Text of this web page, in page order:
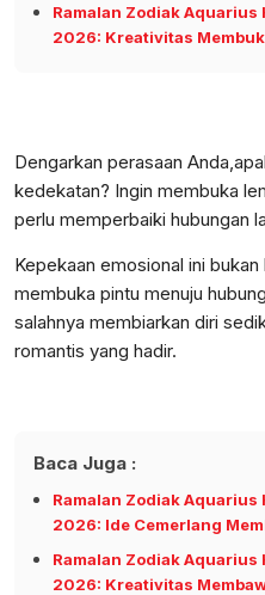
Ramalan Zodiak Aquarius
2026: Kreativitas
Dengarkan perasaan
kedekatan? Ingin membuka
perlu memperbaiki hubungan
Kepekaan emosional ini
membuka pintu menuju
salahnya membiarkan diri
romantis yang hadir.
Baca Juga :
Ramalan Zodiak
2026: Ide Cemerlang
Ramalan Zodiak
2026: Kreativitas